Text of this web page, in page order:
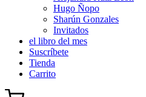
Hugo Ñopo
Sharún Gonzales
Invitados
el libro del mes
Suscríbete
Tienda
Carrito